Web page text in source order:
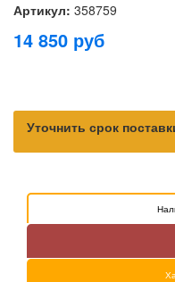
Артикул: 358759
14 850 руб
Уточнить срок